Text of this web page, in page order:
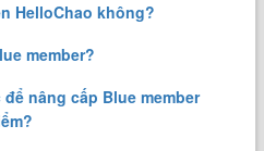
HelloChao không?
member?
nâng cấp Blue member